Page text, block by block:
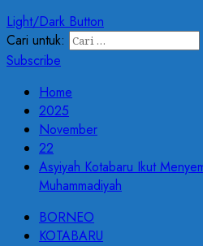
Light/Dark Button
Cari untuk:
Subscribe
Home
2025
November
22
Asyiyah Kotabaru Ikut
Muhammadiyah
BORNEO
KOTABARU